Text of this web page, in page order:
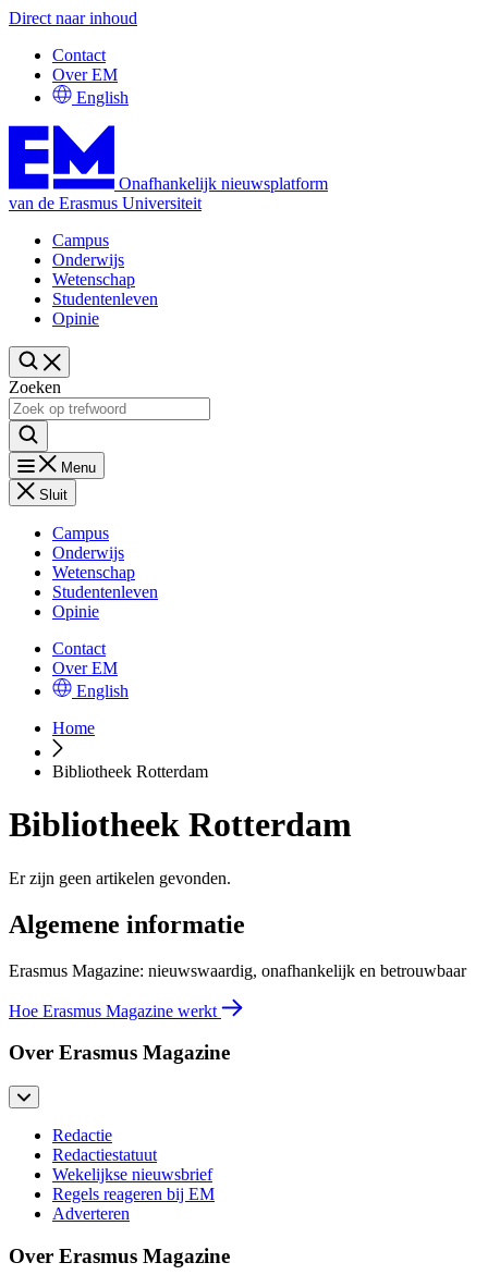
Direct naar inhoud
Contact
Over EM
English
Onafhankelijk nieuwsplatform
van de Erasmus Universiteit
Campus
Onderwijs
Wetenschap
Studentenleven
Opinie
Zoeken
Menu
Sluit
Campus
Onderwijs
Wetenschap
Studentenleven
Opinie
Contact
Over EM
English
Home
Bibliotheek Rotterdam
Bibliotheek Rotterdam
Er zijn geen artikelen gevonden.
Algemene informatie
Erasmus Magazine: nieuwswaardig, onafhankelijk en betrouwbaar
Hoe Erasmus Magazine werkt
Over Erasmus Magazine
Redactie
Redactiestatuut
Wekelijkse nieuwsbrief
Regels reageren bij EM
Adverteren
Over Erasmus Magazine